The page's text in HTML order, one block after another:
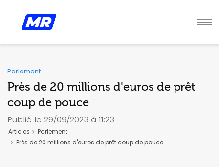
Parlement
Près de 20 millions d'euros de prêt
coup de pouce
Publié le 29/09/2023 à 11:23
Articles
Parlement
Près de 20 millions d'euros de prêt coup de pouce